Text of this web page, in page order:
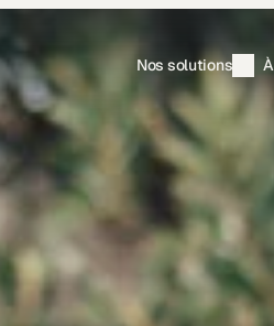
Nos solutions À